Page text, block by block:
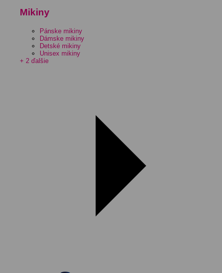
Mikiny
Pánske mikiny
Dámske mikiny
Detské mikiny
Unisex mikiny
+ 2 ďalšie